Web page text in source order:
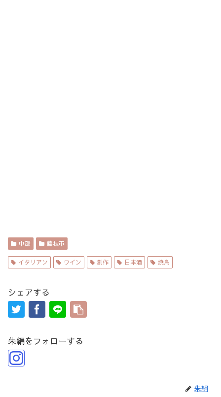
中部 藤枝市
イタリアン ワイン 創作 日本酒 焼鳥
シェアする
朱絹をフォローする
朱絹